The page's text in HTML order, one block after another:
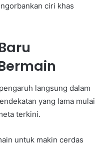
ciri khas
langsung dalam
yang lama mulai
terkini.
untuk makin cerdas